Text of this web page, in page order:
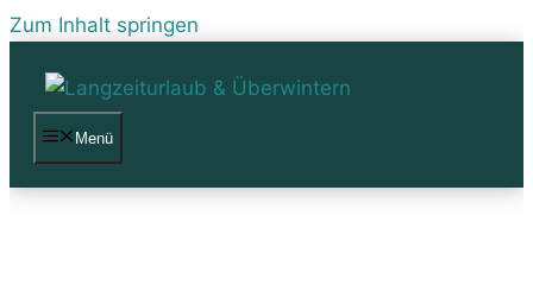
Zum Inhalt springen
Menü